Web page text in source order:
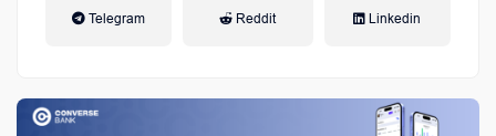
Telegram Reddit Linkedin